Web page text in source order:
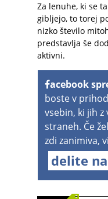
Za lenuhe, ki se
gibljejo, to torej
nizko število
predstavlja še
aktivni.
acebook
boste v
vsebin, ki jih
straneh. Če
zdi zanimiva,
delite